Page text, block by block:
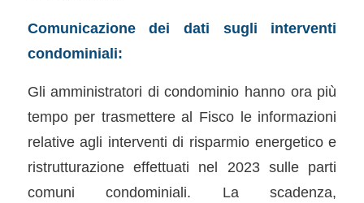
Comunicazione dei dati sugli interventi
condominiali:
Gli amministratori di condominio hanno ora più
tempo per trasmettere al Fisco le informazioni
relative agli interventi di risparmio energetico e
ristrutturazione effettuati nel 2023 sulle parti
comuni condominiali. La scadenza,